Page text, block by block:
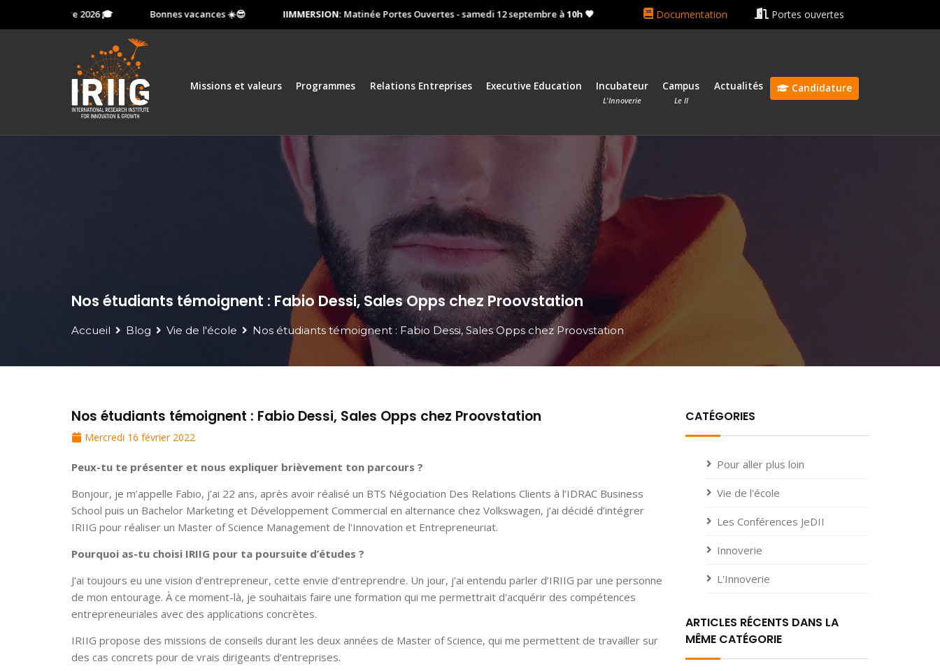
13 octobre 2026 🎓 Bonnes vacances ☀️😎 IIMMERSION:Matinée Portes Ouvertes - samedi 12 septembre à10h 🧡 Prochain rentrée le 13 octobre 2026 🎓 Bonnes vacances ☀️😎
Documentation Portes ouvertes
Missions et valeurs Programmes Relations Entreprises Executive Education Incubateur
L'Innoverie
Campus
Le II
Actualités Candidature
Nos étudiants témoignent : Fabio Dessi, Sales Opps chez Proovstation
Accueil Blog Vie de l'école Nos étudiants témoignent : Fabio Dessi, Sales Opps chez Proovstation
Nos étudiants témoignent : Fabio Dessi, Sales Opps chez Proovstation
Mercredi 16 février 2022
Peux-tu te présenter et nous expliquer brièvement ton parcours ?
Bonjour, je m’appelle Fabio, j’ai 22 ans, après avoir réalisé un BTS Négociation Des Relations Clients à l’IDRAC Business
School puis un Bachelor Marketing et Développement Commercial en alternance chez Volkswagen, j’ai décidé d’intégrer
IRIIG pour réaliser un Master of Science Management de l’Innovation et Entrepreneuriat.
Pourquoi as-tu choisi IRIIG pour ta poursuite d’études ?
J’ai toujours eu une vision d’entrepreneur, cette envie d’entreprendre. Un jour, j’ai entendu parler d’IRIIG par une personne
de mon entourage. À ce moment-là, je souhaitais faire une formation qui me permettrait d'acquérir des compétences
entrepreneuriales avec des applications concrètes.
IRIIG propose des missions de conseils durant les deux années de Master of Science, qui me permettent de travailler sur
des cas concrets pour de vrais dirigeants d’entreprises.
CATÉGORIES
Pour aller plus loin
Vie de l'école
Les Conférences JeDII
Innoverie
L'Innoverie
ARTICLES RÉCENTS DANS LA
MÊME CATÉGORIE